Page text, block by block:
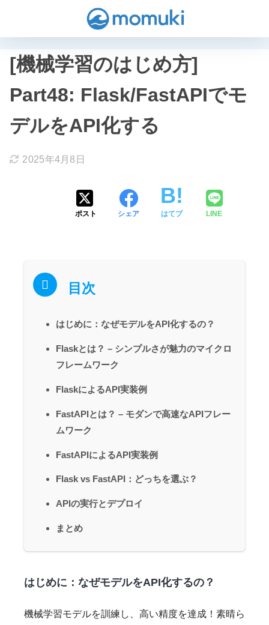
[機械学習のはじめ方]
Part48: Flask/FastAPIでモ
デルをAPI化する
2025年4月8日
ポスト シェア はてブ LINE
目次
はじめに：なぜモデルをAPI化するの？
Flaskとは？ – シンプルさが魅力のマイクロ
フレームワーク
FlaskによるAPI実装例
FastAPIとは？ – モダンで高速なAPIフレー
ムワーク
FastAPIによるAPI実装例
Flask vs FastAPI：どっちを選ぶ？
APIの実行とデプロイ
まとめ
はじめに：なぜモデルをAPI化するの？
機械学習モデルを訓練し、高い精度を達成！素晴ら